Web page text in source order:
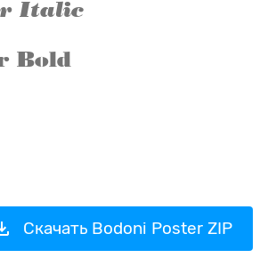
Скачать Bodoni Poster ZIP